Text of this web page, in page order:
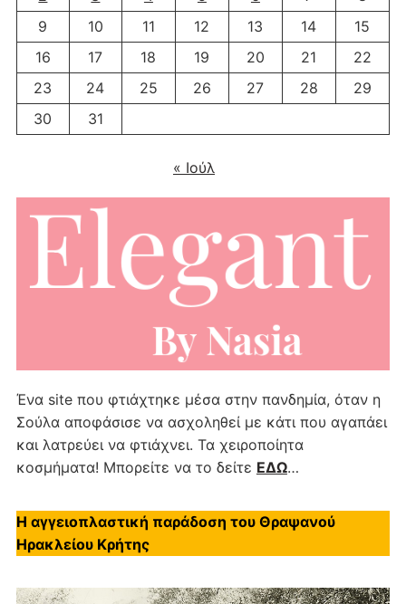
9
10 11 12 13 14
15
16
17 18 19 20 21
22
23
24 25 26 27 28
29
30
31
« Ιούλ
Ένα site που φτιάχτηκε μέσα στην πανδημία, όταν η
Σούλα αποφάσισε να ασχοληθεί με κάτι που αγαπάει
και λατρεύει να φτιάχνει. Τα χειροποίητα
κοσμήματα! Μπορείτε να το δείτε ΕΔΩ…
Η αγγειοπλαστική παράδοση του Θραψανού
Ηρακλείου Κρήτης